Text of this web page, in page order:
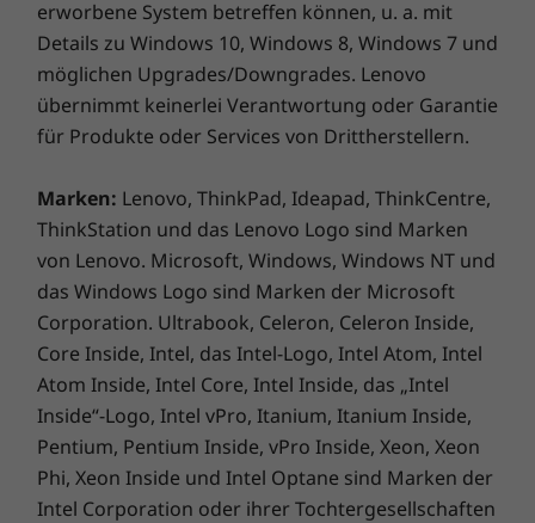
Mit seinem leichten Gewicht von 1,33 kg
aufwärts und seinem flachen Design wurde
das X390 Yoga speziell dazu entwickelt, Ihre
Mobilität zu unterstützen. Mit der Akkulaufzeit
von bis zu 14,5 Stunden bleiben Sie auch
es an der Zeit ist, den Akku wieder aufzuladen,
erreicht er nach nur 60 Minuten Ladezeit bis zu
80 Prozent seiner Kapazität. Mit dem
optionalen globalen LTE-A-WWAN ist die
Internetverbindung überall gewährleistet.
erworbene System betreffen können, u. a. mit
Details zu Windows 10, Windows 8, Windows 7 und
möglichen Upgrades/Downgrades. Lenovo
übernimmt keinerlei Verantwortung oder Garantie
für Produkte oder Services von Drittherstellern.
Marken: Lenovo, ThinkPad, Ideapad, ThinkCentre,
ThinkStation und das Lenovo Logo sind Marken
von Lenovo. Microsoft, Windows, Windows NT und
das Windows Logo sind Marken der Microsoft
Corporation. Ultrabook, Celeron, Celeron Inside,
Core Inside, Intel, das Intel-Logo, Intel Atom, Intel
Atom Inside, Intel Core, Intel Inside, das „Intel
Inside“-Logo, Intel vPro, Itanium, Itanium Inside,
Pentium, Pentium Inside, vPro Inside, Xeon, Xeon
Phi, Xeon Inside und Intel Optane sind Marken der
Intel Corporation oder ihrer Tochtergesellschaften